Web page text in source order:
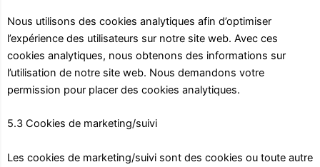
Nous utilisons des cookies analytiques afin d’optimiser
l’expérience des utilisateurs sur notre site web. Avec ces
cookies analytiques, nous obtenons des informations sur
l’utilisation de notre site web. Nous demandons votre
permission pour placer des cookies analytiques.
5.3 Cookies de marketing/suivi
Les cookies de marketing/suivi sont des cookies ou toute autre